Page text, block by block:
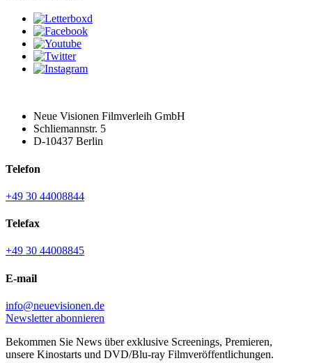
Neue Visionen Filmverleih GmbH
Schliemannstr. 5
D-10437 Berlin
Telefon
+49 30 44008844
Telefax
+49 30 44008845
E-mail
info@neuevisionen.de
Newsletter abonnieren
Bekommen Sie News über exklusive Screenings, Premieren,
unsere Kinostarts und DVD/Blu-ray Filmveröffentlichungen.